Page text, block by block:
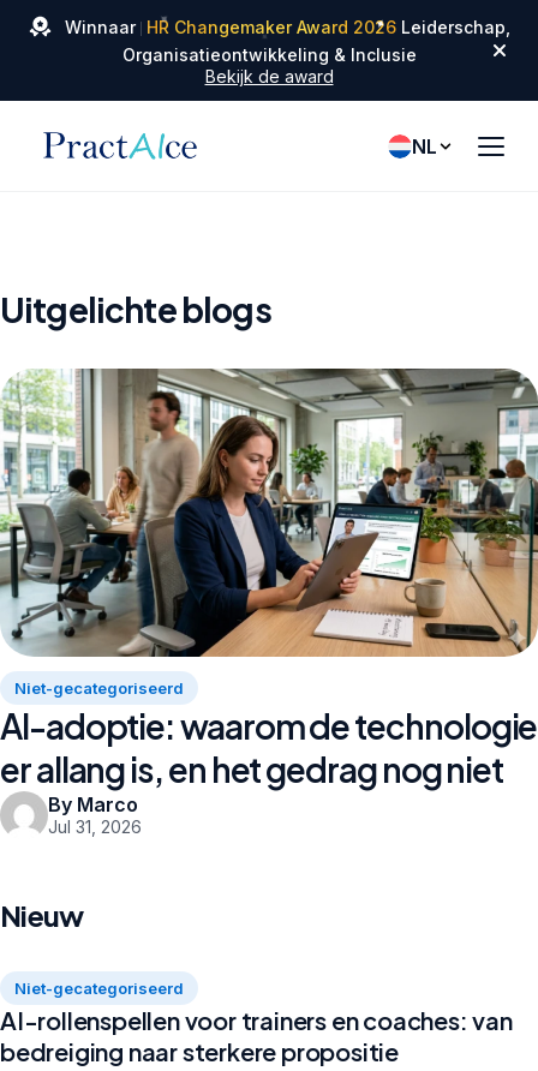
Winnaar HR Changemaker Award 2026
✦
✦ ✦ Leiderschap,
Organisatieontwikkeling & Inclusie
Bekijk de award
NL
Uitgelichte blogs
Niet-gecategoriseerd
AI-adoptie: waarom de technologie
er allang is, en het gedrag nog niet
By Marco
Jul 31, 2026
Nieuw
Niet-gecategoriseerd
AI-rollenspellen voor trainers en coaches: van
bedreiging naar sterkere propositie